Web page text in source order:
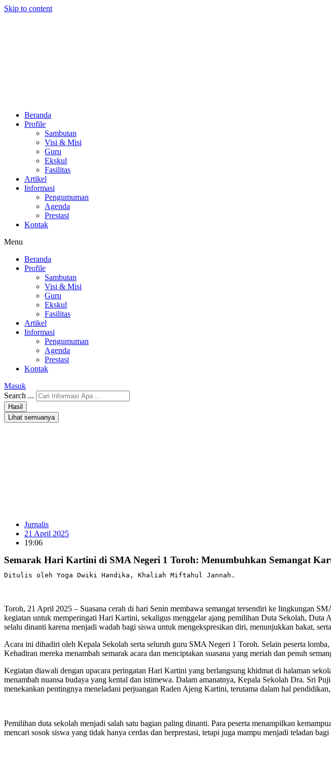
Skip to content
Beranda
Profile
Sambutan
Visi & Misi
Guru
Ekskul
Fasilitas
Artikel
Informasi
Pengumuman
Agenda
Prestasi
Kontak
Menu
Beranda
Profile
Sambutan
Visi & Misi
Guru
Ekskul
Fasilitas
Artikel
Informasi
Pengumuman
Agenda
Prestasi
Kontak
Masuk
Search ...
Hasil
Lihat semuanya
Jurnalis
21 April 2025
19:06
Semarak Hari Kartini di SMA Negeri 1 Toroh: Menumbuhkan Semangat
Ditulis oleh Yoga Dwiki Handika, Khaliah Miftahul Jannah.
Toroh, 21 April 2025 – Suasana cerah di hari Senin membawa semangat tersendiri ke lingkungan
kegiatan untuk memperingati Hari Kartini, sekaligus menggelar ajang pemilihan Duta Sekolah,
selalu dinanti karena menjadi wadah bagi siswa untuk mengekspresikan diri, menunjukkan bakat,
Acara ini dihadiri oleh Kepala Sekolah serta seluruh guru SMA Negeri 1 Toroh. Selain peserta
Kehadiran mereka menambah semarak acara dan menciptakan suasana yang meriah dan penuh
Kegiatan diawali dengan upacara peringatan Hari Kartini yang berlangsung khidmat di halaman
menambah nuansa budaya yang kental dan istimewa. Dalam amanatnya, Kepala Sekolah Dra. Sri
menekankan pentingnya meneladani perjuangan Raden Ajeng Kartini, terutama dalam hal
Pemilihan duta sekolah menjadi salah satu bagian paling dinanti. Para peserta menampilkan
mencari sosok siswa yang tidak hanya cerdas dan berprestasi, tetapi juga mampu menjadi teladan bagi